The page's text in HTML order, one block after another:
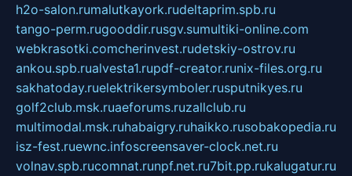
h2o-salon.rumalutkayork.rudeltaprim.spb.ru
tango-perm.rugooddir.rusgv.sumultiki-online.com
webkrasotki.comcherinvest.rudetskiy-ostrov.ru
ankou.spb.rualvesta1.rupdf-creator.runix-files.org.ru
sakhatoday.ruelektrikersymboler.rusputnikyes.ru
golf2club.msk.ruaeforums.ruzallclub.ru
multimodal.msk.ruhabaigry.ruhaikko.rusobakopedia.ru
isz-fest.ruewnc.infoscreensaver-clock.net.ru
volnav.spb.rucomnat.runpf.net.ru7bit.pp.rukalugatur.ru